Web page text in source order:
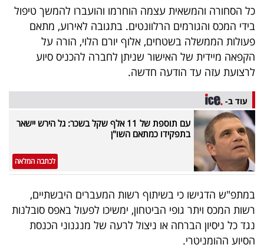
שיתופי
פעולה
דרושים
ניוזלטרים
מייל
אדום
כל הסחורה והמשאית עצמה הוחרמו והועברו להמשך טיפול
בידי המכס והגורמים הרלוונטים. בתגובה לאירוע, מתאם
פעולות הממשלה בשטחים, אלוף יורם הלוי, הורה על
הקפאה מיידית של האישור שניתן לחברה להכניס סיוע
לרצועת עזה עד הודעה חדשה.
עוד ב-
עם תוספת של 11 אלף שקל בשכר: גל הירש יישאר
בתפקידו כמתאם השו"ן
לכתבה המלאה
במתפ"ש הדגישו כי בשיתוף רשות המעברים היבשתיים,
רשות המכס ויתר גופי הביטחון, ימשיכו לפעול באפס סובלנות
נגד כל ניסיון הברחה או ניצול לרעה של מנגנוני הכנסת
הסיוע ההומניטרי.